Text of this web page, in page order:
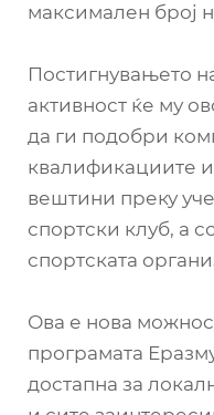
максимален број
Постигнувањето
активност ќе му
да ги подобри
квалификациите
вештини преку
спортски клуб, а
спортската
Ова е нова
програмата
достапна за